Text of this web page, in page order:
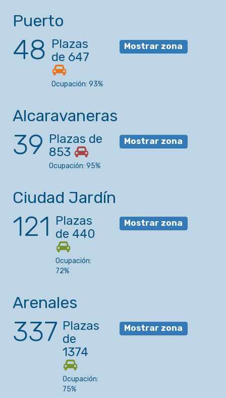
Puerto
48 Plazas
de 647
Ocupación: 93%
Mostrar zona
Alcaravaneras
39 Plazas de
853
Ocupación: 95%
Mostrar zona
Ciudad Jardín
121 Plazas
de 440
Ocupación:
72%
Mostrar zona
Arenales
337 Plazas
de
1374
Ocupación:
75%
Mostrar zona